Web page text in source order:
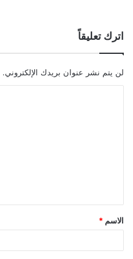
اترك تعليقاً
لن يتم نشر عنوان بريدك الإلكتروني.
ق
*
الاسم *